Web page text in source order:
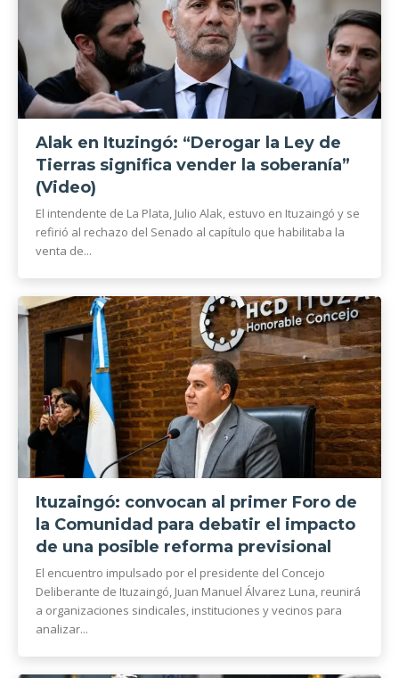
Alak en Ituzingó: “Derogar la Ley de
Tierras significa vender la soberanía”
(Video)
El intendente de La Plata, Julio Alak, estuvo en Ituzaingó y se
refirió al rechazo del Senado al capítulo que habilitaba la
venta de...
Ituzaingó: convocan al primer Foro de
la Comunidad para debatir el impacto
de una posible reforma previsional
El encuentro impulsado por el presidente del Concejo
Deliberante de Ituzaingó, Juan Manuel Álvarez Luna, reunirá
a organizaciones sindicales, instituciones y vecinos para
analizar...